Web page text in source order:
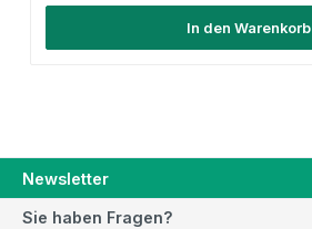
In den Warenkorb
Newsletter
Sie haben Fragen?